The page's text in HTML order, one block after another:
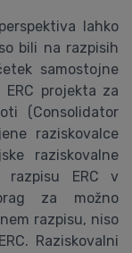
lahko
bili na razpisih
samostojne
projekta za
(Consolidator
raziskovalce
raziskovalne
ERC v
za možno
razpisu, niso
Raziskovalni